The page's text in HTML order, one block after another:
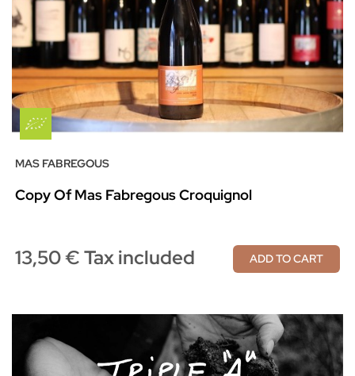
MAS FABREGOUS
Copy Of Mas Fabregous Croquignol
13,50 € Tax included ADD TO CART